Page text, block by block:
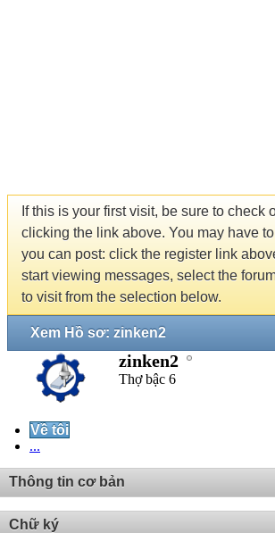
If this is your first visit, be sure to check
clicking the link above. You may have to
you can post: click the register link
start viewing messages, select the
to visit from the selection below.
Xem Hồ sơ: zinken2
zinken2
Thợ bậc 6
Về tôi
...
Thông tin cơ bản
Chữ ký